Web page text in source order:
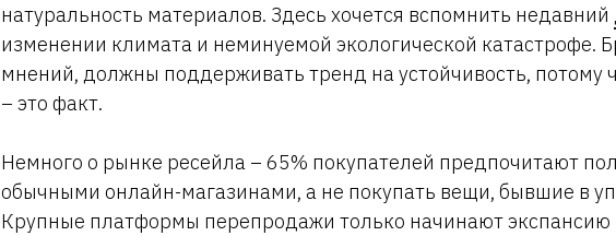
натуральность материалов. Здесь хочется вспомнить недавний
изменении климата и неминуемой экологической катастрофе.
мнений, должны поддерживать тренд на устойчивость, потому
– это факт.
Немного о рынке ресейла – 65% покупателей предпочитают
обычными онлайн-магазинами, а не покупать вещи, бывшие в
Крупные платформы перепродажи только начинают экспансию